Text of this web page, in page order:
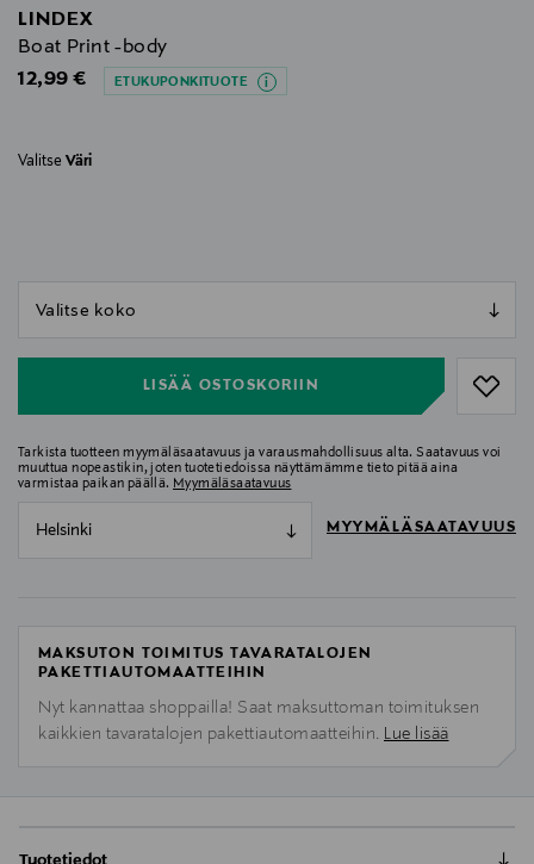
LINDEX
Boat Print -body
Original Price
12,99 € ETUKUPONKITUOTE
Valitse Väri
LISÄÄ OSTOSKORIIN
Tarkista tuotteen myymäläsaatavuus ja varausmahdollisuus alta. Saatavuus voi
muuttua nopeastikin, joten tuotetiedoissa näyttämämme tieto pitää aina
varmistaa paikan päällä. Myymäläsaatavuus
Helsinki MYYMÄLÄSAATAVUUS
MAKSUTON TOIMITUS TAVARATALOJEN
PAKETTIAUTOMAATTEIHIN
Nyt kannattaa shoppailla! Saat maksuttoman toimituksen
kaikkien tavaratalojen pakettiautomaatteihin. Lue lisää